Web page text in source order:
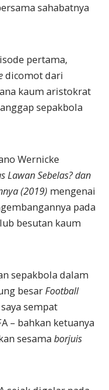
sahabatnya
pertama,
dicomot dari
kaum aristokrat
sepakbola
Wernicke
Lawan Sebelas? dan
(2019) mengenai
pada
besutan kaum
sepakbola dalam
besarFootball
sempat
– bahkan ketuanya
sesama borjuis